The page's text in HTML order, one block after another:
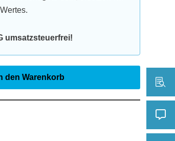
umsatzsteuerfrei!
den Warenkorb